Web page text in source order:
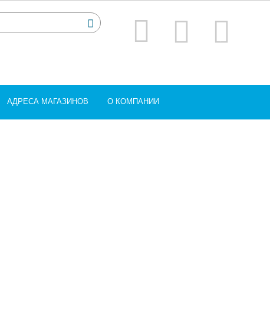
АДРЕСА МАГАЗИНОВ О КОМПАНИИ